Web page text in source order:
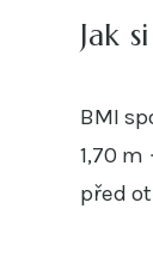
Jak
BMI
1,70
před